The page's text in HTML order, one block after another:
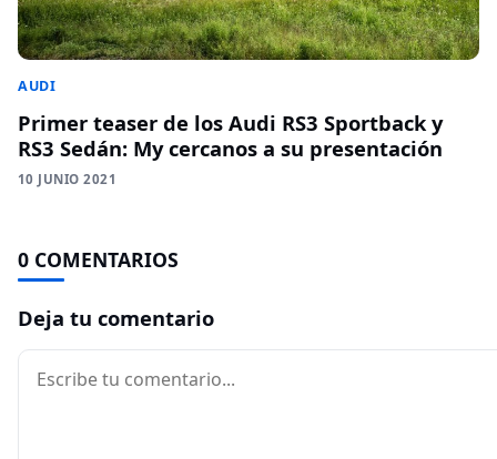
AUDI
Primer teaser de los Audi RS3 Sportback y
RS3 Sedán: My cercanos a su presentación
10 JUNIO 2021
0 COMENTARIOS
Deja tu comentario
Comentario